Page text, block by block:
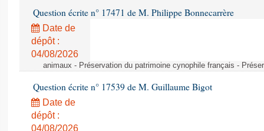
Question écrite n° 17471 de M. Philippe Bonnecarrère
Date de
dépôt :
04/08/2026
animaux - Préservation du patrimoine cynophile français -
Question écrite n° 17539 de M. Guillaume Bigot
Date de
dépôt :
04/08/2026